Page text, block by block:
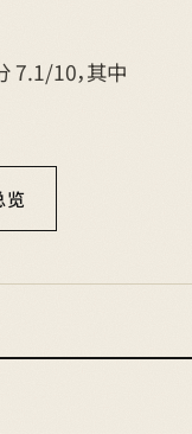
7.1/10，其中
览